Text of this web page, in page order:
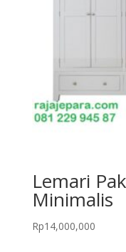
Lemari
Minimalis
Rp14,000,000